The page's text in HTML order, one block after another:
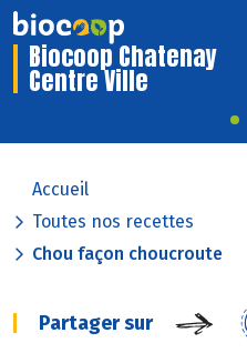
Biocoop Chatenay
Centre Ville
Accueil
Toutes nos recettes
Chou façon choucroute
Partager sur